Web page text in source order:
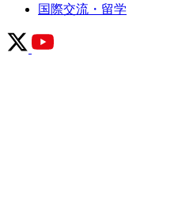
国際交流・留学